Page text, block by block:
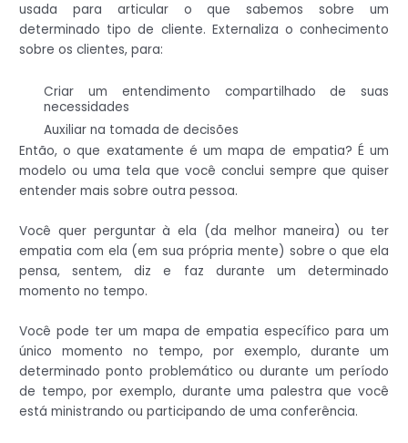
usada para articular o que sabemos sobre um
determinado tipo de cliente. Externaliza o conhecimento
sobre os clientes, para:
Criar um entendimento compartilhado de suas
necessidades
Auxiliar na tomada de decisões
Então, o que exatamente é um mapa de empatia? É um
modelo ou uma tela que você conclui sempre que quiser
entender mais sobre outra pessoa.
Você quer perguntar à ela (da melhor maneira) ou ter
empatia com ela (em sua própria mente) sobre o que ela
pensa, sentem, diz e faz durante um determinado
momento no tempo.
Você pode ter um mapa de empatia específico para um
único momento no tempo, por exemplo, durante um
determinado ponto problemático ou durante um período
de tempo, por exemplo, durante uma palestra que você
está ministrando ou participando de uma conferência.